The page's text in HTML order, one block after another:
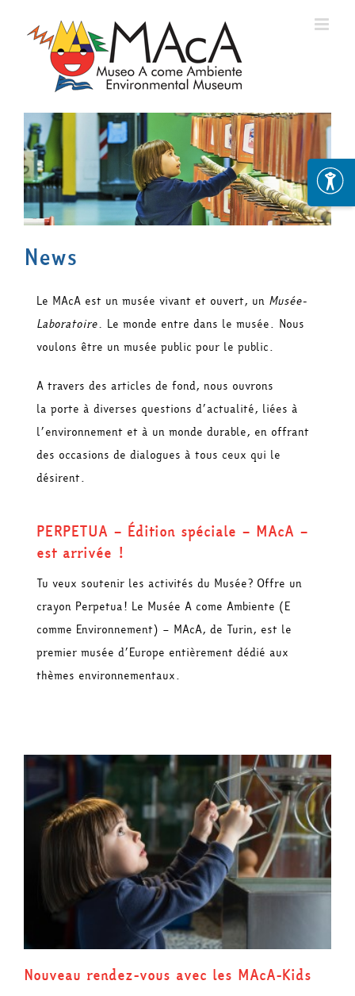
News
Le MAcA est un musée vivant et ouvert, un Musée-
Laboratoire. Le monde entre dans le musée. Nous
voulons être un musée public pour le public.
A travers des articles de fond, nous ouvrons
la porte à diverses questions d’actualité, liées à
l’environnement et à un monde durable, en offrant
des occasions de dialogues à tous ceux qui le
désirent.
PERPETUA – Édition spéciale – MAcA –
est arrivée !
Tu veux soutenir les activités du Musée? Offre un
crayon Perpetua! Le Musée A come Ambiente (E
comme Environnement) – MAcA, de Turin, est le
premier musée d’Europe entièrement dédié aux
thèmes environnementaux.
Nouveau rendez-vous avec les MAcA-Kids